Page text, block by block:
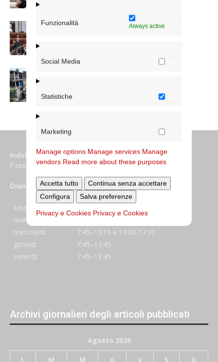
Funzionalità Always active
Social Media
Statistiche
Marketing
Manage options Manage services Manage
vendors Read more about these purposes
Accetta tutto
Continua senza accettare
Configura
Salva preferenze
Privacy e Cookies Privacy e Cookies
Dichiarazione di Roma, l’intervento del
Indirizzo
P.zza S. Giovanni in Laterano 6 00184 Roma
Orari
lunedi:
martedi:
7:45–13:15 e 14:00-17:30
mercoledi:
7:45–13:15 e 14:00-17:30
giovedi:
7:45–13:45
venerdi:
7:45–13:45
Archivi giornalieri degli articoli pubblicati
Agosto 2026
L M M G V S D